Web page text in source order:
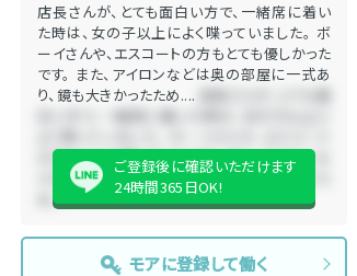
店長さんが、とても面白い方で、一緒席に着い
た時は、女の子以上によく喋っていました。 ボ
ーイさんや、エスコートの方もとても優しかった
です。 また、アイロンなどは奥の部屋に一式あ
り、鏡も大きかったため....
店長さんが、とても面
白い方で、一緒席に着いた時は、女の子以上に
の方もとても優しかったです。 また、アイロンな
どは奥の部屋に一式あり、鏡も大きかったた
め....
ご登録後に確認いただけます
24時間365日OK!
モアに登録して働く